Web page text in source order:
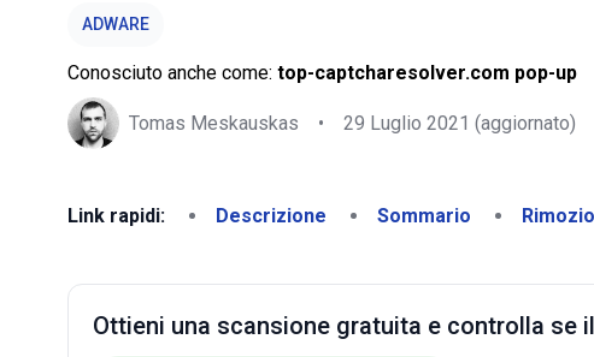
ADWARE
Conosciuto anche come: top-captcharesolver.com pop-up
Tomas Meskauskas • 29 Luglio 2021 (aggiornato)
Link rapidi: Descrizione Sommario
Ottieni una scansione gratuita e controlla se